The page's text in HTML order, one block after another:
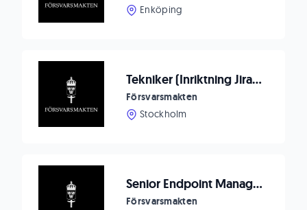
Enköping
Tekniker (Inriktning Jira/Confluence)
Försvarsmakten
Stockholm
Senior Endpoint Management Specialist
Försvarsmakten